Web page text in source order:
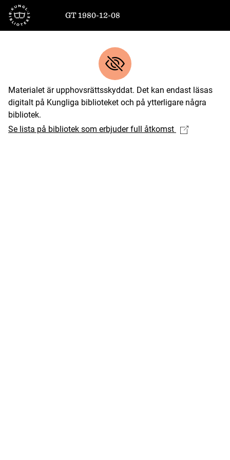
Till startsidan
GT 1980-12-08
Materialet är upphovsrättsskyddat. Det kan endast läsas
digitalt på Kungliga biblioteket och på ytterligare några
bibliotek.
Se lista på bibliotek som erbjuder full åtkomst